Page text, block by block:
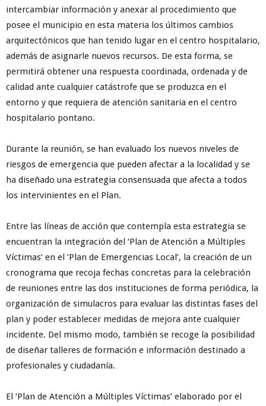
intercambiar información y anexar al procedimiento que
posee el municipio en esta materia los últimos cambios
arquitectónicos que han tenido lugar en el centro hospitalario,
además de asignarle nuevos recursos. De esta forma, se
permitirá obtener una respuesta coordinada, ordenada y de
calidad ante cualquier catástrofe que se produzca en el
entorno y que requiera de atención sanitaria en el centro
hospitalario pontano.
Durante la reunión, se han evaluado los nuevos niveles de
riesgos de emergencia que pueden afectar a la localidad y se
ha diseñado una estrategia consensuada que afecta a todos
los intervinientes en el Plan.
Entre las líneas de acción que contempla esta estrategia se
encuentran la integración del ‘Plan de Atención a Múltiples
Víctimas’ en el ‘Plan de Emergencias Local’, la creación de un
cronograma que recoja fechas concretas para la celebración
de reuniones entre las dos instituciones de forma periódica, la
organización de simulacros para evaluar las distintas fases del
plan y poder establecer medidas de mejora ante cualquier
incidente. Del mismo modo, también se recoge la posibilidad
de diseñar talleres de formación e información destinado a
profesionales y ciudadanía.
El ‘Plan de Atención a Múltiples Víctimas’ elaborado por el